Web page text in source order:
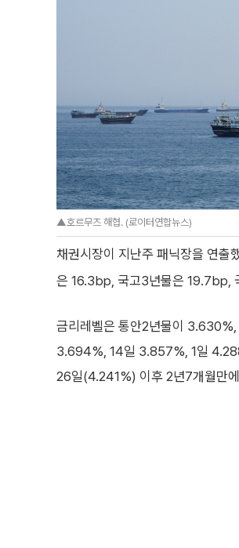
▲호르무즈 해협. (로이터연합뉴스)
채권시장이 지난주 패닉장을 연출
은 16.3bp, 국고3년물은 19.7bp,
금리레벨은 통안2년물이
3.694%, 14일 3.857%, 1일
26일(4.241%) 이후 2년7개월만